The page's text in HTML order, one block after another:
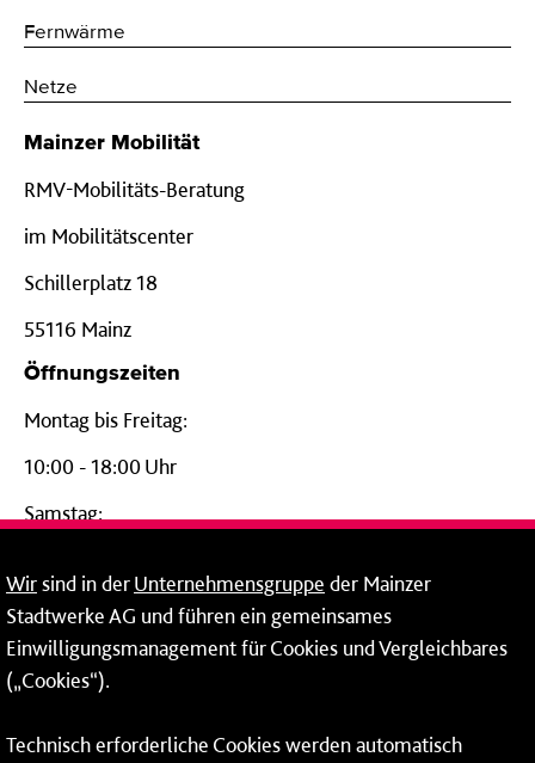
Fernwärme
Netze
Mainzer Mobilität
RMV-Mobilitäts-Beratung
im Mobilitätscenter
Schillerplatz 18
55116 Mainz
Öffnungszeiten
Montag bis Freitag:
10:00 - 18:00 Uhr
Samstag:
24-Stunden-Telefon*
06131 – 12 77 77
Fax: 06131 – 12 66 66
Wirsind in derUnternehmensgruppe der Mainzer
Stadtwerke AG und führen ein gemeinsames
Einwilligungsmanagement für Cookies und Vergleichbares
(„Cookies“).
Technisch erforderliche Cookies werden automatisch